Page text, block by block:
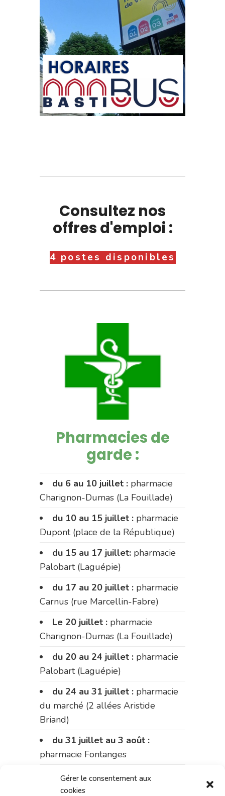
Gérer le consentement aux
cookies
Consultez nos
offres d'emploi :
4 postes disponibles
Pharmacies de
garde :
du 6 au 10 juillet : pharmacie
Charignon-Dumas (La Fouillade)
du 10 au 15 juillet : pharmacie
Dupont (place de la République)
du 15 au 17 juillet: pharmacie
Palobart (Laguépie)
du 17 au 20 juillet : pharmacie
Carnus (rue Marcellin-Fabre)
Le 20 juillet : pharmacie
Charignon-Dumas (La Fouillade)
du 20 au 24 juillet : pharmacie
Palobart (Laguépie)
du 24 au 31 juillet : pharmacie
du marché (2 allées Aristide
Briand)
du 31 juillet au 3 août :
pharmacie Fontanges
du 3 au 7 août :pharmacie
Charignon-Dumas (La Fouillade)